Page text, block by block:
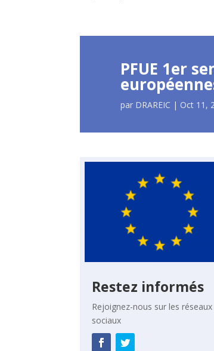
PFUE 1er
par DRAREIC | Oct 11,
Restez informés
Rejoignez-nous sur les réseaux
sociaux